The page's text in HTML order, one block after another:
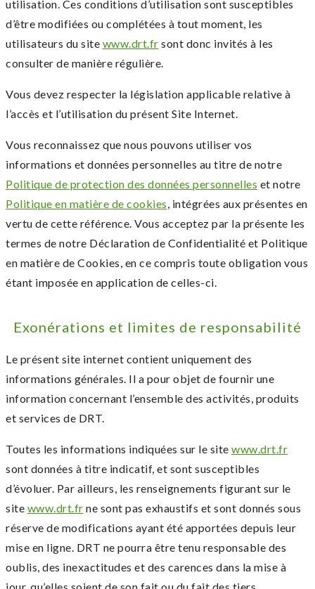
utilisation. Ces conditions d’utilisation sont susceptibles
d’être modifiées ou complétées à tout moment, les
utilisateurs du site www.drt.fr sont donc invités à les
consulter de manière régulière.
Vous devez respecter la législation applicable relative à
l’accès et l’utilisation du présent Site Internet.
Vous reconnaissez que nous pouvons utiliser vos
informations et données personnelles au titre de notre
Politique de protection des données personnelles et notre
Politique en matière de cookies, intégrées aux présentes en
vertu de cette référence. Vous acceptez par la présente les
termes de notre Déclaration de Confidentialité et Politique
en matière de Cookies, en ce compris toute obligation vous
étant imposée en application de celles-ci.
Exonérations et limites de responsabilité
Le présent site internet contient uniquement des
informations générales. Il a pour objet de fournir une
information concernant l’ensemble des activités, produits
et services de DRT.
Toutes les informations indiquées sur le site www.drt.fr
sont données à titre indicatif, et sont susceptibles
d’évoluer. Par ailleurs, les renseignements figurant sur le
site www.drt.fr ne sont pas exhaustifs et sont donnés sous
réserve de modifications ayant été apportées depuis leur
mise en ligne. DRT ne pourra être tenu responsable des
oublis, des inexactitudes et des carences dans la mise à
jour, qu’elles soient de son fait ou du fait des tiers